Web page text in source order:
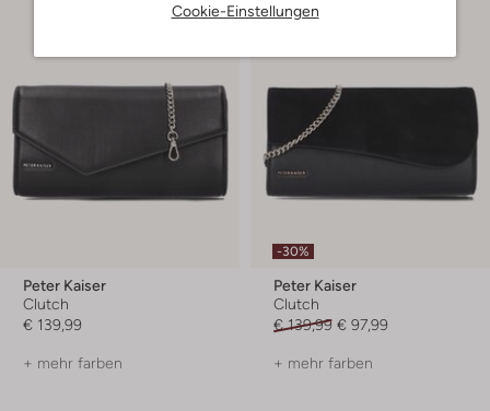
Cookie-Einstellungen
Peter Kaiser
Clutch
€ 139,99
+ mehr farben
-30%
Peter Kaiser
Clutch
€ 139,99 € 97,99
+ mehr farben